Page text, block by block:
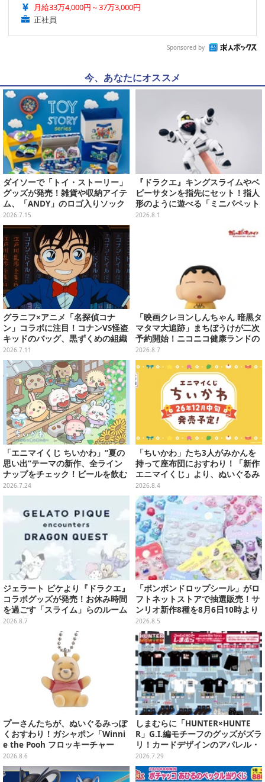
月給33万4,000円～37万3,000円
正社員
Sponsored by
今、あなたにオススメ
ダイソーで「トイ・ストーリー」
グッズが発売！雑貨や収納アイテ
ム、「ANDY」のロゴ入りソック
スは文字から彼の成長を感じられ
るデザイン
2026.7.15
『ドラクエ』キングスライムやベ
ビーサタンを指先にセット！指人
形のように遊べる「ミニパペット
ぬいぐるみ」が楽しい
2026.8.1
グラニフ×アニメ「名探偵コナ
ン」コラボに注目！コナンVS怪盗
キッドのバッグ、黒ずくめの組織
集合Tシャツなど全20種
2026.7.11
「映画クレヨンしんちゃん 暗黒タ
マタマ大追跡」まちぼうけが二次
予約開始！ニコニコ健康ランドの
服を着たしんちゃん&ひまわりに
「珠由良ブラザーズ」がラインナ
ップ
2026.8.7
「エニマイくじ ちいかわ」“夏の
思い出”テーマの新作、全ライン
ナップをチェック！ビールを飲む
「くりまんじゅう」ぬいぐるみな
ど
2026.7.24
「ちいかわ」たち3人がみかんを
持って座布団におすわり！「新作
エニマイくじ」より、ぬいぐるみ
画像が初公開
2026.8.4
ジェラート ピケより『ドラクエ』
コラボグッズが発売！お休み時間
を過ごす「スライム」らのルーム
ウェア、雑貨など多数ラインナッ
2026.8.7
「ボンボンドロップシール」がロ
フトネットストアで抽選販売！サ
ンリオ新作8種を8月6日10時より
受付開始
2026.8.5
プーさんたちが、ぬいぐるみっぽ
くおすわり！ガシャポン「Winni
e the Pooh フロッキーチャー
ム」ふわふわでどれも可愛い全4
種
2026.8.6
しまむらに「HUNTER×HUNTE
R」G.I.編モチーフのグッズがズラ
リ！カードデザインのアパレル・
雑貨、ゴレイヌの「オレが3人分
になる…」も
2026.7.29